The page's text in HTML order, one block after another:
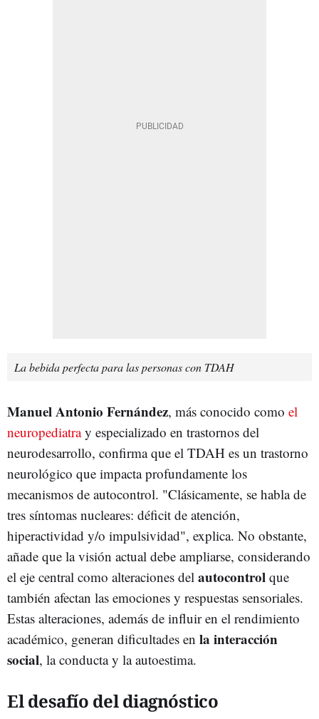
La bebida perfecta para las personas con TDAH
Manuel Antonio Fernández, más conocido como el
neuropediatray especializado en trastornos del
neurodesarrollo, confirma que el TDAH es un trastorno
neurológico que impacta profundamente los
mecanismos de autocontrol. "Clásicamente, se habla de
tres síntomas nucleares: déficit de atención,
hiperactividad y/o impulsividad", explica. No obstante,
añade que la visión actual debe ampliarse, considerando
el eje central como alteraciones del autocontrol que
también afectan las emociones y respuestas sensoriales.
Estas alteraciones, además de influir en el rendimiento
académico, generan dificultades en la interacción
social, la conducta y la autoestima.
El desafío del diagnóstico